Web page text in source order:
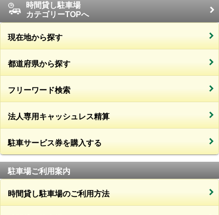
時間貸し駐車場
カテゴリーTOPへ
現在地から探す
都道府県から探す
フリーワード検索
法人専用キャッシュレス精算
駐車サービス券を購入する
駐車場ご利用案内
時間貸し駐車場のご利用方法